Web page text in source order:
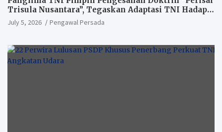
Trisula Nusantara”, Tegaskan Adaptasi TNI Hadapi
Perang Modern
July 5, 2026 Pengawal Persada